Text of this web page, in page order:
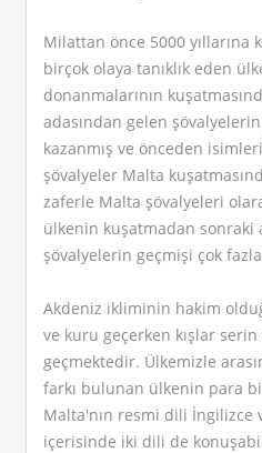
Milattan önce 5000 yıllarına
birçok olaya tanıklık eden
donanmalarının
adasından gelen
kazanmış ve önceden
şövalyeler Malta
zaferle Malta şövalyeleri
ülkenin kuşatmadan sonraki
şövalyelerin geçmişi çok
Akdeniz ikliminin hakim
ve kuru geçerken kışlar
geçmektedir. Ülkemizle
farkı bulunan ülkenin para
Malta'nın resmi dili İngilizce
içerisinde iki dili de